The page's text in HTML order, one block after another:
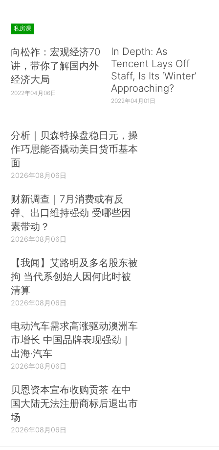
私房课
向松祚：宏观经济70
讲，带你了解国内外
经济大局
2022年04月06日
In Depth: As
Tencent Lays Off
Staff, Is Its ‘Winter’
Approaching?
2022年04月01日
分析｜贝森特操盘稳日元，操
作巧思能否撬动美日货币基本
面
2026年08月06日
财新调查｜7月消费或有反
弹、出口维持强劲 受哪些因
素带动？
2026年08月06日
【我闻】艾路明及多名股东被
拘 当代系创始人因何此时被
清算
2026年08月06日
电动汽车需求高涨驱动澳洲车
市增长 中国品牌表现强劲｜
出海·汽车
2026年08月06日
贝恩资本宣布收购贡茶 在中
国大陆无法注册商标后退出市
场
2026年08月06日